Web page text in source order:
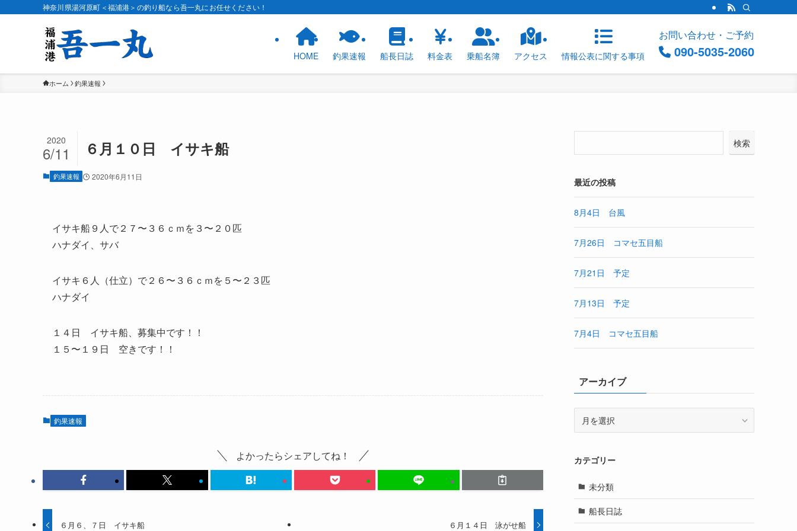
神奈川県湯河原町＜福浦港＞の釣り船なら吾一丸にお任せください！
HOME 釣果速報 船長日誌 料金表 乗船名簿 アクセス 情報公表に関する事項
お問い合わせ・ご予約
090-5035-2060
ホーム 釣果速報
６月１０日 イサキ船
2020
6/11
釣果速報 2020年6月11日
イサキ船９人で２７〜３６ｃｍを３〜２０匹
ハナダイ、サバ
イサキ６人（仕立）で２６〜３６ｃｍを５〜２３匹
ハナダイ
１４日 イサキ船、募集中です！！
１５〜１９日 空きです！！
釣果速報
よかったらシェアしてね！
６月６、７日 イサキ船 ６月１４日 泳がせ船
検索
最近の投稿
8月4日 台風
7月26日 コマセ五目船
7月21日 予定
7月13日 予定
7月4日 コマセ五目船
アーカイブ
ブ
カテゴリー
未分類
船長日誌